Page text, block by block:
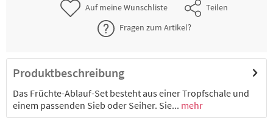
Auf meine Wunschliste
Teilen
Fragen zum Artikel?
Produktbeschreibung
Das Früchte-Ablauf-Set besteht aus einer Tropfschale und
einem passenden Sieb oder Seiher. Sie... mehr